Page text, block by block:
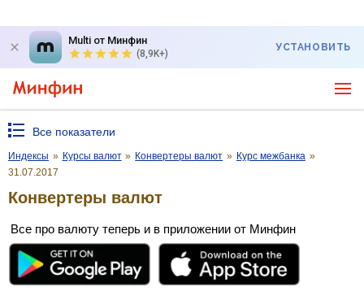
Multi от Минфин
(8,9K+)
УСТАНОВИТЬ
Все показатели
Индексы » Курсы валют » Конвертеры валют » Курс межбанка »
31.07.2017
Конвертеры валют
Все про валюту теперь и в приложении от Минфин